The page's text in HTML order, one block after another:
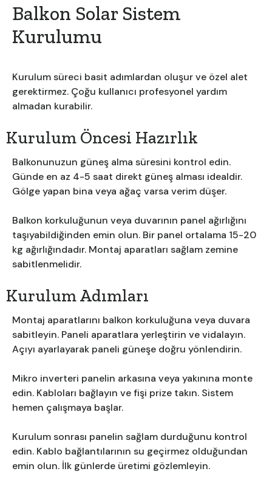
Balkon Solar Sistem
Kurulumu
Kurulum süreci basit adımlardan oluşur ve özel alet
gerektirmez. Çoğu kullanıcı profesyonel yardım
almadan kurabilir.
Kurulum Öncesi Hazırlık
Balkonunuzun güneş alma süresini kontrol edin.
Günde en az 4-5 saat direkt güneş alması idealdir.
Gölge yapan bina veya ağaç varsa verim düşer.
Balkon korkuluğunun veya duvarının panel ağırlığını
taşıyabildiğinden emin olun. Bir panel ortalama 15-20
kg ağırlığındadır. Montaj aparatları sağlam zemine
sabitlenmelidir.
Kurulum Adımları
Montaj aparatlarını balkon korkuluğuna veya duvara
sabitleyin. Paneli aparatlara yerleştirin ve vidalayın.
Açıyı ayarlayarak paneli güneşe doğru yönlendirin.
Mikro inverteri panelin arkasına veya yakınına monte
edin. Kabloları bağlayın ve fişi prize takın. Sistem
hemen çalışmaya başlar.
Kurulum sonrası panelin sağlam durduğunu kontrol
edin. Kablo bağlantılarının su geçirmez olduğundan
emin olun. İlk günlerde üretimi gözlemleyin.